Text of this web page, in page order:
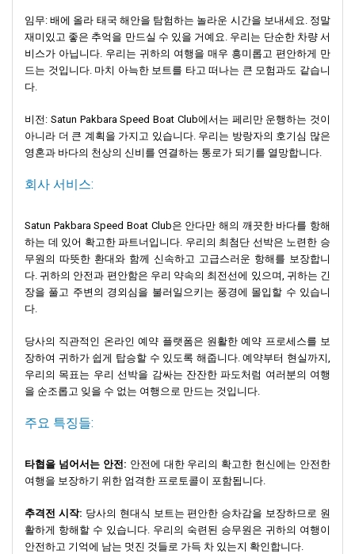
임무: 배에 올라 태국 해안을 탐험하는 놀라운 시간을 보내세요. 정말
재미있고 좋은 추억을 만드실 수 있을 거예요. 우리는 단순한 차량 서
비스가 아닙니다. 우리는 귀하의 여행을 매우 흥미롭고 편안하게 만
드는 것입니다. 마치 아늑한 보트를 타고 떠나는 큰 모험과도 같습니
다.
비전: Satun Pakbara Speed ​​Boat Club에서는 페리만 운행하는 것이
아니라 더 큰 계획을 가지고 있습니다. 우리는 방랑자의 호기심 많은
영혼과 바다의 천상의 신비를 연결하는 통로가 되기를 열망합니다.
회사 서비스:
Satun Pakbara Speed ​​Boat Club은 안다만 해의 깨끗한 바다를 항해
하는 데 있어 확고한 파트너입니다. 우리의 최첨단 선박은 노련한 승
무원의 따뜻한 환대와 함께 신속하고 고급스러운 항해를 보장합니
다. 귀하의 안전과 편안함은 우리 약속의 최전선에 있으며, 귀하는 긴
장을 풀고 주변의 경외심을 불러일으키는 풍경에 몰입할 수 있습니
다.
당사의 직관적인 온라인 예약 플랫폼은 원활한 예약 프로세스를 보
장하여 귀하가 쉽게 탑승할 수 있도록 해줍니다. 예약부터 현실까지,
우리의 목표는 우리 선박을 감싸는 잔잔한 파도처럼 여러분의 여행
을 순조롭고 잊을 수 없는 여행으로 만드는 것입니다.
주요 특징들:
타협을 넘어서는 안전: 안전에 대한 우리의 확고한 헌신에는 안전한
여행을 보장하기 위한 엄격한 프로토콜이 포함됩니다.
추격전 시작: 당사의 현대식 보트는 편안한 승차감을 보장하므로 원
활하게 항해할 수 있습니다. 우리의 숙련된 승무원은 귀하의 여행이
안전하고 기억에 남는 멋진 것들로 가득 차 있는지 확인합니다.